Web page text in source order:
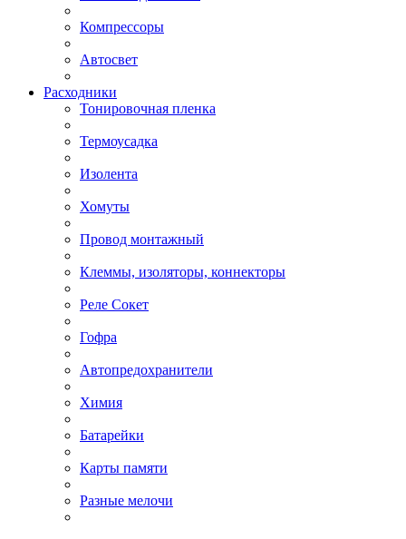
Компрессоры
Автосвет
Расходники
Тонировочная пленка
Термоусадка
Изолента
Хомуты
Провод монтажный
Клеммы, изоляторы, коннекторы
Реле Сокет
Гофра
Автопредохранители
Химия
Батарейки
Карты памяти
Разные мелочи